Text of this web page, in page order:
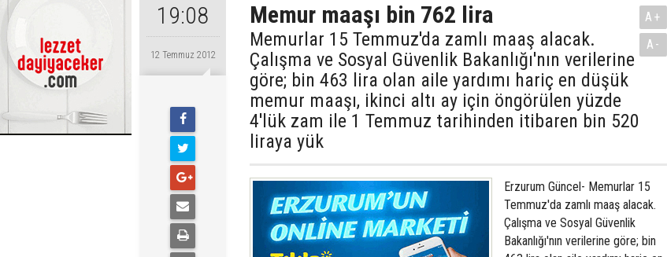
19:08
12 Temmuz 2012
Memur maaşı bin 762 lira
Memurlar 15 Temmuz'da zamlı maaş alacak.
Çalışma ve Sosyal Güvenlik Bakanlığı'nın verilerine
göre; bin 463 lira olan aile yardımı hariç en düşük
memur maaşı, ikinci altı ay için öngörülen yüzde
4'lük zam ile 1 Temmuz tarihinden itibaren bin 520
liraya yük
A+
A-
Erzurum Güncel- Memurlar 15
Temmuz'da zamlı maaş alacak.
Çalışma ve Sosyal Güvenlik
Bakanlığı'nın verilerine göre; bin